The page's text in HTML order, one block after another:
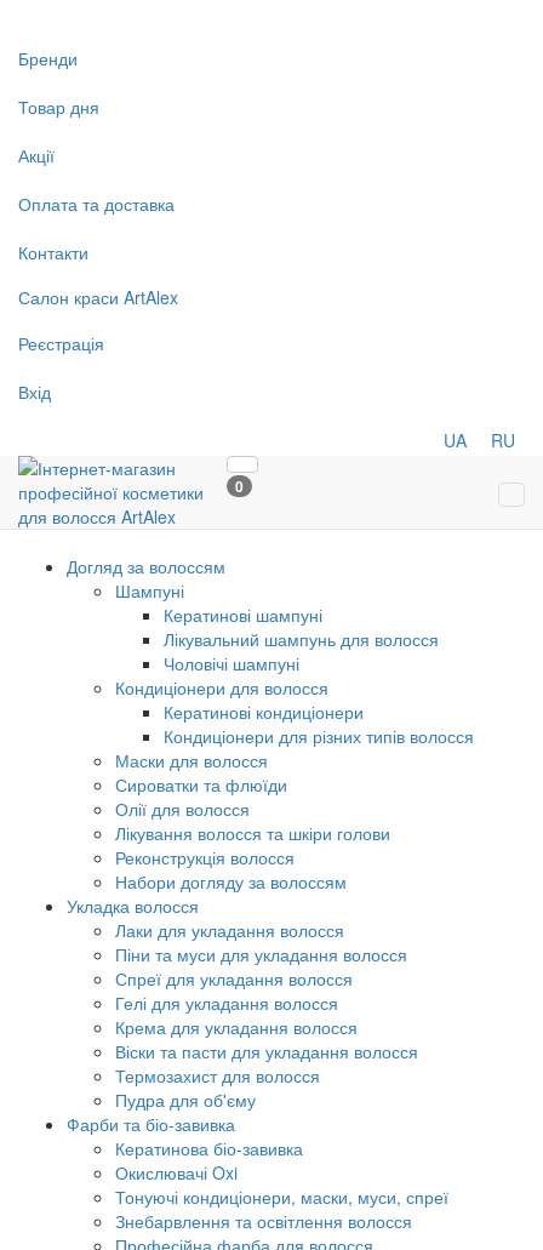
Бренди
Товар дня
Акції
Оплата та доставка
Контакти
Салон краси ArtAlex
Реєстрація
Вхід
UA RU
0
Догляд за волоссям
Шампуні
Кератинові шампуні
Лікувальний шампунь для волосся
Чоловічі шампуні
Кондиціонери для волосся
Кератинові кондиціонери
Кондиціонери для різних типів волосся
Маски для волосся
Сироватки та флюїди
Олії для волосся
Лікування волосся та шкіри голови
Реконструкція волосся
Набори догляду за волоссям
Укладка волосся
Лаки для укладання волосся
Піни та муси для укладання волосся
Спреї для укладання волосся
Гелі для укладання волосся
Крема для укладання волосся
Віски та пасти для укладання волосся
Термозахист для волосся
Пудра для об'єму
Фарби та біо-завивка
Кератинова біо-завивка
Окислювачі Oxi
Тонуючі кондиціонери, маски, муси, спреї
Знебарвлення та освітлення волосся
Професійна фарба для волосся